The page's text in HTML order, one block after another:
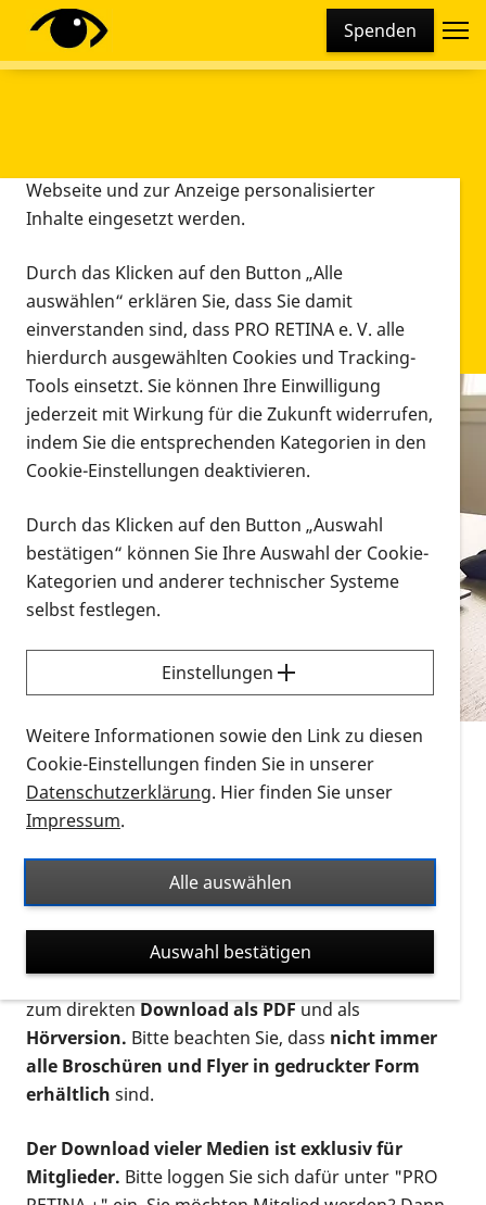
Spenden
Infomaterial
Infomaterial
Vorlesen
Alle Infomaterialien in verschiedenen
Formaten an einem Ort
Sie möchten wissen, wie Sie nach Infonmaterial
suchen und dieses bestellen bzw. herunterladen
können? Schauen Sie sich dieErklärvideos zum
Thema Infomaterial auf der PRO RETINA-Website
für blinde und sehbehinderte Menschen an.
Auf dieser Seite finden Sie sämtliches Infomaterial
Ort. Nutzen Sie den Formatfilter, um ausschließlich
nach Flyern und Broschüren, Audios oder Videos zu
suchen. Die meisten Flyer und Broschüren werden in
verschiedenen Formaten angeboten: zur
postalischen Bestellung als gedruckte Variante
zum direktenDownload als PDFund als
Hörversion. Bitte beachten Sie, dass nicht immer
alle Broschüren und Flyer in gedruckter Form
erhältlich sind.
Der Download vieler Medien ist exklusiv für
Mitglieder. Bitte loggen Sie sich dafür unter "PRO
Diese Webseite setzt verschiedene Cookies und
Tracking-Tools ein. Dies beinhaltet Cookies und
Webseite und zur Anzeige personalisierter
Inhalte eingesetzt werden.
Durch das Klicken auf den Button „Alle
auswählen“ erklären Sie, dass Sie damit
einverstanden sind, dass PRO RETINA e. V. alle
hierdurch ausgewählten Cookies und Tracking-
Tools einsetzt. Sie können Ihre Einwilligung
jederzeit mit Wirkung für die Zukunft widerrufen,
indem Sie die entsprechenden Kategorien in den
Cookie-Einstellungen deaktivieren.
Durch das Klicken auf den Button „Auswahl
bestätigen“ können Sie Ihre Auswahl der Cookie-
Kategorien und anderer technischer Systeme
selbst festlegen.
Einstellungen
Weitere Informationen sowie den Link zu diesen
Cookie-Einstellungen finden Sie in unserer
Datenschutzerklärung. Hier finden Sie unser
Impressum.
Alle auswählen
Auswahl bestätigen